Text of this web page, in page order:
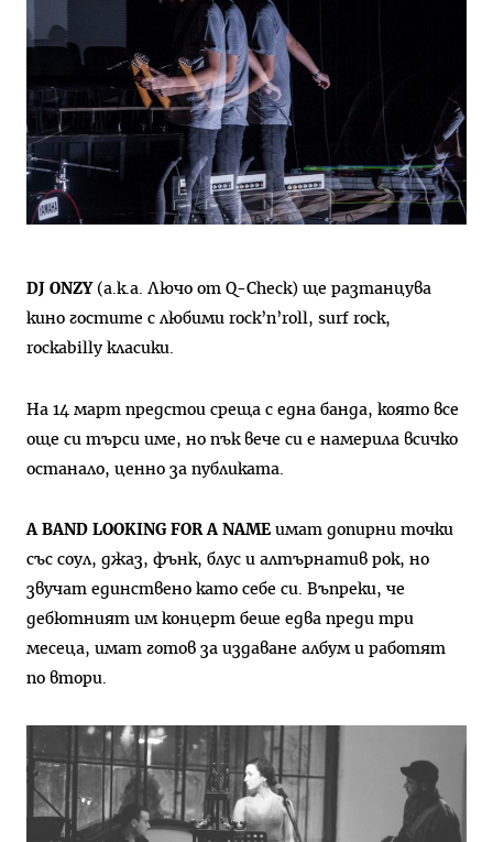
DJ ONZY (a.k.a. Лючо от Q-Check) ще разтанцува
кино гостите с любими rock’n’roll, surf rock,
rockabilly класики.
На 14 март предстои среща с една банда, която все
още си търси име, но пък вече си е намерила всичко
останало, ценно за публиката.
A BAND LOOKING FOR A NAME имат допирни точки
със соул, джаз, фънк, блус и алтърнатив рок, но
звучат единствено като себе си. Въпреки, че
дебютният им концерт беше едва преди три
месеца, имат готов за издаване албум и работят
по втори.